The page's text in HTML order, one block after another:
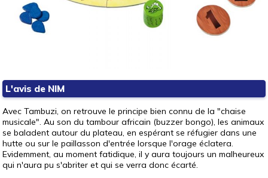
L'avis de NIM
Avec Tambuzi, on retrouve le principe bien connu de la "chaise
musicale". Au son du tambour africain (buzzer bongo), les animaux
se baladent autour du plateau, en espérant se réfugier dans une
hutte ou sur le paillasson d'entrée lorsque l'orage éclatera.
Evidemment, au moment fatidique, il y aura toujours un malheureux
qui n'aura pu s'abriter et qui se verra donc écarté.